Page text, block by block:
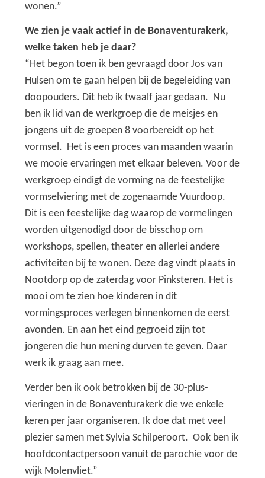
wonen.”
We zien je vaak actief in de Bonaventurakerk,
welke taken heb je daar?
“Het begon toen ik ben gevraagd door Jos van
Hulsen om te gaan helpen bij de begeleiding van
doopouders. Dit heb ik twaalf jaar gedaan. Nu
ben ik lid van de werkgroep die de meisjes en
jongens uit de groepen 8 voorbereidt op het
vormsel. Het is een proces van maanden waarin
we mooie ervaringen met elkaar beleven. Voor de
werkgroep eindigt de vorming na de feestelijke
vormselviering met de zogenaamde Vuurdoop.
Dit is een feestelijke dag waarop de vormelingen
worden uitgenodigd door de bisschop om
workshops, spellen, theater en allerlei andere
activiteiten bij te wonen. Deze dag vindt plaats in
Nootdorp op de zaterdag voor Pinksteren. Het is
mooi om te zien hoe kinderen in dit
vormingsproces verlegen binnenkomen de eerst
avonden. En aan het eind gegroeid zijn tot
jongeren die hun mening durven te geven. Daar
werk ik graag aan mee.
Verder ben ik ook betrokken bij de 30-plus-
vieringen in de Bonaventurakerk die we enkele
keren per jaar organiseren. Ik doe dat met veel
plezier samen met Sylvia Schilperoort. Ook ben ik
hoofdcontactpersoon vanuit de parochie voor de
wijk Molenvliet.”